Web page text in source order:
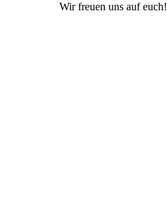
Wir freuen uns auf euch!